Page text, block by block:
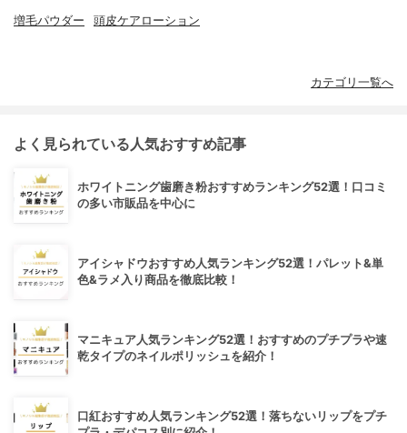
増毛パウダー 頭皮ケアローション
カテゴリ一覧へ
よく見られている人気おすすめ記事
ホワイトニング歯磨き粉おすすめランキング52選！口コミ
の多い市販品を中心に
アイシャドウおすすめ人気ランキング52選！パレット&単
色&ラメ入り商品を徹底比較！
マニキュア人気ランキング52選！おすすめのプチプラや速
乾タイプのネイルポリッシュを紹介！
口紅おすすめ人気ランキング52選！落ちないリップをプチ